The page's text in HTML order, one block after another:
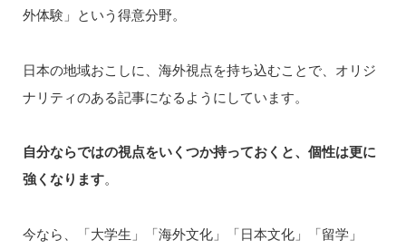
外体験」という得意分野。
日本の地域おこしに、海外視点を持ち込むことで、オリジ
ナリティのある記事になるようにしています。
自分ならではの視点をいくつか持っておくと、個性は更に
強くなります。
今なら、「大学生」「海外文化」「日本文化」「留学」